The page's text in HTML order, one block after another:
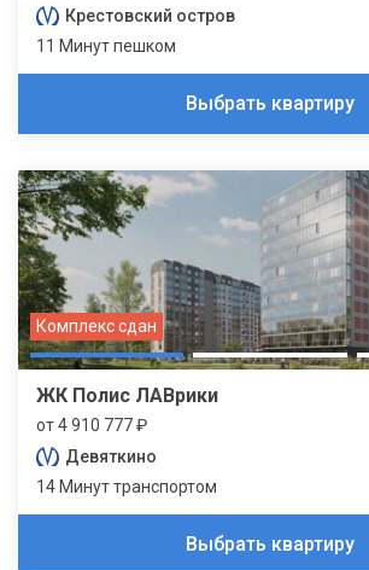
Крестовский остров
11 Минут пешком
Выбрать квартиру
Комплекс сдан
ЖК Полис ЛАВрики
от 4 910 777 ₽
Девяткино
14 Минут транспортом
Выбрать квартиру